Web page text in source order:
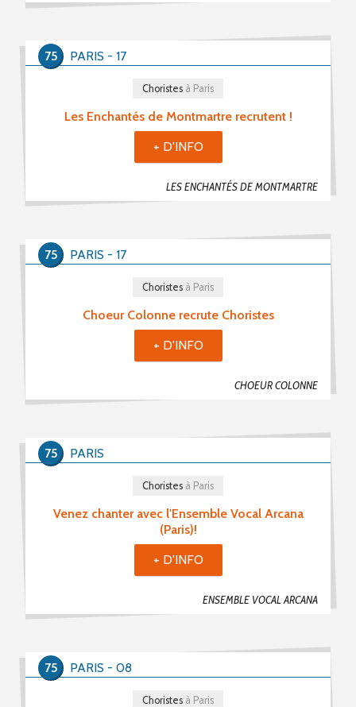
Les Enchantés de Montmartre recrutent !
LES ENCHANTÉS DE MONTMARTRE
Choristes à Paris
PARIS - 17
75
+ D'INFO
Choeur Colonne recrute Choristes
CHOEUR COLONNE
Choristes à Paris
PARIS - 17
75
+ D'INFO
Venez chanter avec l'Ensemble Vocal Arcana
(Paris)!
ENSEMBLE VOCAL ARCANA
Choristes à Paris
PARIS
75
+ D'INFO
Choristes à Paris
PARIS - 08
75